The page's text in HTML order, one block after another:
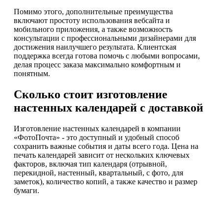
Помимо этого, дополнительные преимущества
включают простоту использования вебсайта и
мобильного приложения, а также возможность
консультации с профессиональными дизайнерами для
достижения наилучшего результата. Клиентская
поддержка всегда готова помочь с любыми вопросами,
делая процесс заказа максимально комфортным и
понятным.
Сколько стоит изготовление
настенных календарей с доставкой
Изготовление настенных календарей в компании
«ФотоПочта» - это доступный и удобный способ
сохранить важные события и даты всего года. Цена на
печать календарей зависит от нескольких ключевых
факторов, включая тип календаря (отрывной,
перекидной, настенный, квартальный, с фото, для
заметок), количество копий, а также качество и размер
бумаги.